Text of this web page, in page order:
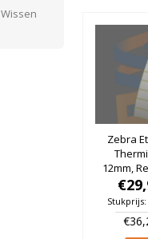
Wissen
Zebra
12mm,
25mm,
Stukprijs: